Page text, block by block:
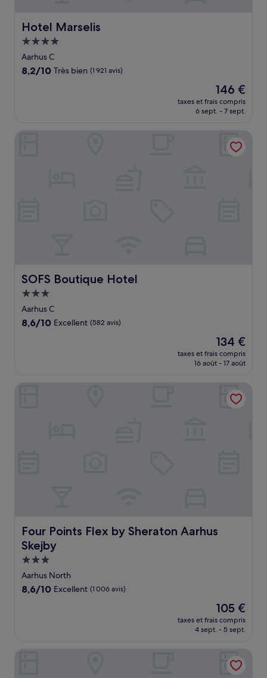
Hotel Marselis
Hotel Marselis
Hébergement
4.0 étoiles
Aarhus C
8.2
8,2/10 Très bien (1 921 avis)
Le
nouveau
prix
de
146 €
146 €
taxes et frais compris
6 sept. - 7 sept.
SOFS Boutique Hotel
SOFS Boutique Hotel
Hébergement
3.0 étoiles
Aarhus C
8.6
8,6/10 Excellent (582 avis)
Le
nouveau
prix
de
134 €
134 €
taxes et frais compris
16 août - 17 août
Four Points Flex by Sheraton Aarhus
Skejby
Four Points Flex by Sheraton Aarhus Skejby
Hébergement
3.0 étoiles
Aarhus North
8.6
8,6/10 Excellent (1 006 avis)
Le
nouveau
prix
de
105 €
105 €
taxes et frais compris
4 sept. - 5 sept.